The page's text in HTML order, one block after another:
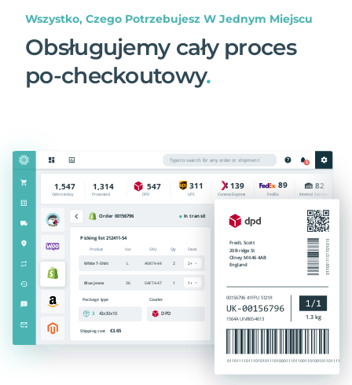
Wszystko, Czego Potrzebujesz W Jednym Miejscu
Obsługujemy cały proces
po-checkoutowy.